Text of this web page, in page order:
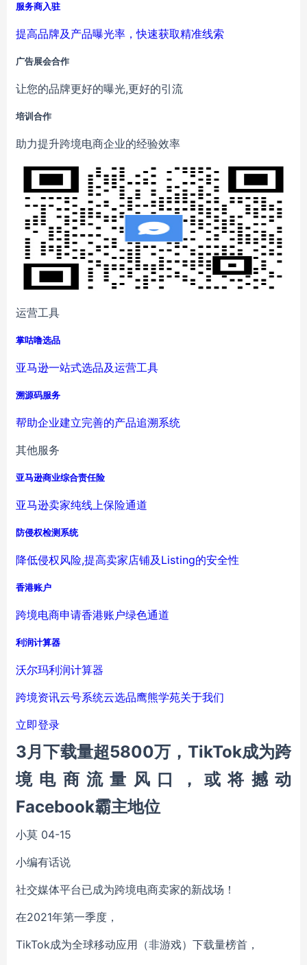
服务商入驻
提高品牌及产品曝光率，快速获取精准线索
广告展会合作
让您的品牌更好的曝光,更好的引流
培训合作
助力提升跨境电商企业的经验效率
运营工具
掌咕噜选品
亚马逊一站式选品及运营工具
溯源码服务
帮助企业建立完善的产品追溯系统
其他服务
亚马逊商业综合责任险
亚马逊卖家纯线上保险通道
防侵权检测系统
降低侵权风险,提高卖家店铺及Listing的安全性
香港账户
跨境电商申请香港账户绿色通道
利润计算器
沃尔玛利润计算器
跨境资讯云号系统云选品鹰熊学苑关于我们
立即登录
3月下载量超5800万，TikTok成为跨
境电商流量风口，或将撼动
Facebook霸主地位
小莫 04-15
小编有话说
社交媒体平台已成为跨境电商卖家的新战场！
在2021年第一季度，
TikTok成为全球移动应用（非游戏）下载量榜首，